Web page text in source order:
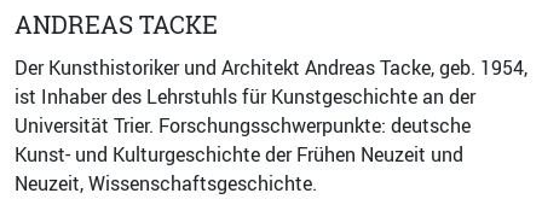
ANDREAS TACKE
Der Kunsthistoriker und Architekt Andreas Tacke, geb. 1954,
ist Inhaber des Lehrstuhls für Kunstgeschichte an der
Universität Trier. Forschungsschwerpunkte: deutsche
Kunst- und Kulturgeschichte der Frühen Neuzeit und
Neuzeit, Wissenschaftsgeschichte.